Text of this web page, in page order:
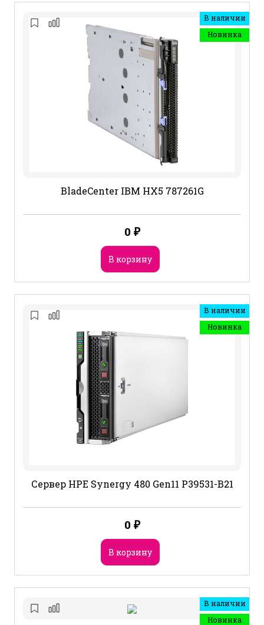
В наличии
Новинка
BladeCenter IBM HX5 787261G
0 ₽
В корзину
В наличии
Новинка
Сервер HPE Synergy 480 Gen11 P39531-B21
0 ₽
В корзину
В наличии
Новинка